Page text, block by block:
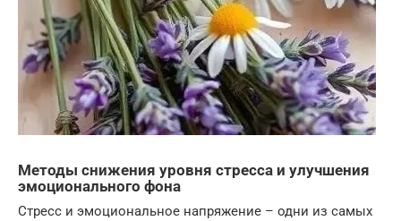
Методы снижения уровня стресса и улучшения
эмоционального фона
Стресс и эмоциональное напряжение – одни из самых